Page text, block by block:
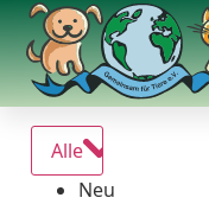
Alle
Neu